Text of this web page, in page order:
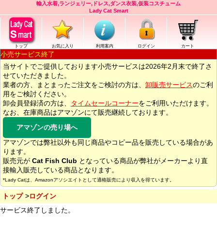
輸入水着,ランジェリー,ドレス,ダンス衣装,仮装コスチューム
Lady Cat Smart
トップ お気に入り 利用案内 ログイン カート
小売サービス終了
当サイトでご提供しております小売サービスは2026年2月末で終了さ
せていただきました。
業者の方、まとまったご注文をご検討の方は、 卸販売サービスのご利
用をご検討ください。
卸会員登録済の方は、
タイムセールコーナーをご利用いただけます。
なお、在庫商品はアマゾンにて販売継続しております。
アマゾンの売り場へ
アマゾンでは弊社以外も同じ商品やコピー品を販売している場合があ
ります。
販売元が Cat Fish Club となっている商品が弊社がメーカーより直
接輸入販売している商品となります。
*Lady Catは、Amazonアソシエイトとして適格販売により収入を得ています。
トップ
ログイン
サービス終了しました。